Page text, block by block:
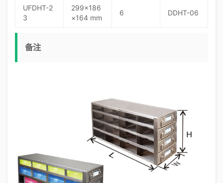
UFDHT-2
3
299×186
×164 mm
6 DDHT-06
备注